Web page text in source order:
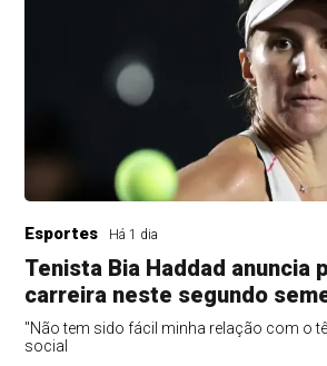
Esportes Há 1 dia
Tenista Bia Haddad anuncia
carreira neste segundo
"Não tem sido fácil minha relação com o
social